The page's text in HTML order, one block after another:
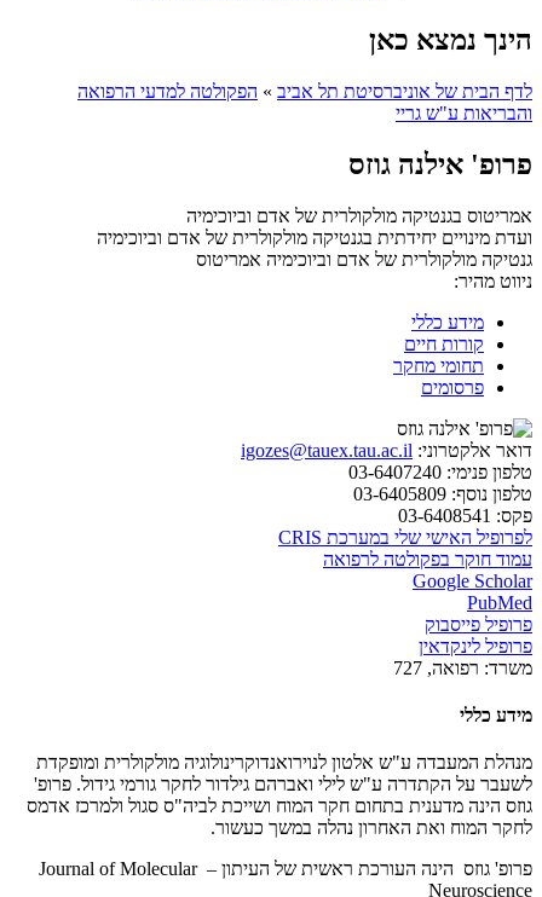
הינך נמצא כאן
לדף הבית של אוניברסיטת תל אביב » הפקולטה למדעי הרפואה
והבריאות ע"ש גריי
פרופ' אילנה גוזס
אמריטוס בגנטיקה מולקולרית של אדם וביוכימיה
ועדת מינויים יחידתית בגנטיקה מולקולרית של אדם וביוכימיה
גנטיקה מולקולרית של אדם וביוכימיה אמריטוס
ניווט מהיר:
מידע כללי
קורות חיים
תחומי מחקר
פרסומים
דואר אלקטרוני: igozes@tauex.tau.ac.il
טלפון פנימי:
טלפון נוסף:
פקס:
לפרופיל האישי שלי במערכת CRIS
עמוד חוקר בפקולטה לרפואה
Google Scholar
PubMed
פרופיל פייסבוק
פרופיל לינקדאין
משרד: רפואה, 727
מידע כללי
מנהלת המעבדה ע"ש אלטון לנוירואנדוקרינולוגיה מולקולרית ומופקדת
לשעבר על הקתדרה ע"ש לילי ואברהם גילדור לחקר גורמי גידול. פרופ'
גוזס הינה מדענית בתחום חקר המוח ושייכת לביה"ס סגול ולמרכז אדמס
לחקר המוח ואת האחרון נהלה במשך כעשור.
פרופ' גוזס הינה העורכת ראשית של העיתון – Journal of Molecular
Neuroscience